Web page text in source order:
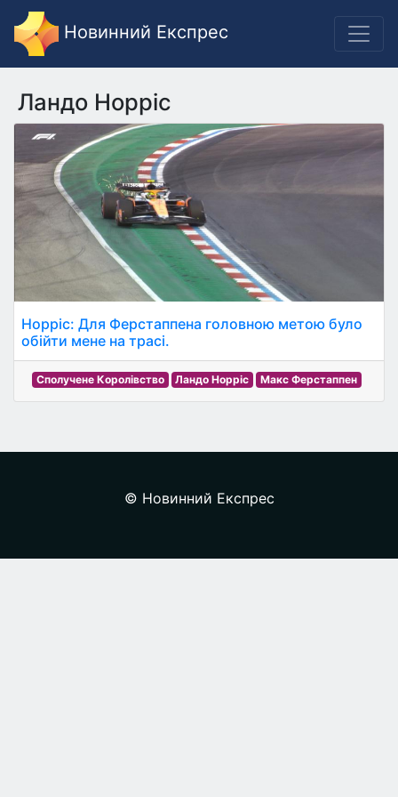
Новинний Експрес
Ландо Норріс
Норріс: Для Ферстаппена головною метою було
обійти мене на трасі.
Сполучене Королівство Ландо Норріс Макс Ферстаппен
© Новинний Експрес